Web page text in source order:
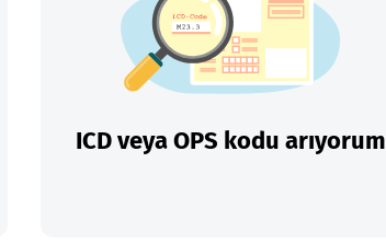
ICD veya OPS kodu arıyorum